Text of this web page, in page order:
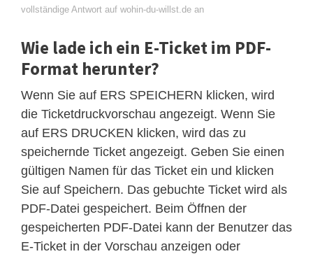
vollständige Antwort auf wohin-du-willst.de an
Wie lade ich ein E-Ticket im PDF-
Format herunter?
Wenn Sie auf ERS SPEICHERN klicken, wird
die Ticketdruckvorschau angezeigt. Wenn Sie
auf ERS DRUCKEN klicken, wird das zu
speichernde Ticket angezeigt. Geben Sie einen
gültigen Namen für das Ticket ein und klicken
Sie auf Speichern. Das gebuchte Ticket wird als
PDF-Datei gespeichert. Beim Öffnen der
gespeicherten PDF-Datei kann der Benutzer das
E-Ticket in der Vorschau anzeigen oder